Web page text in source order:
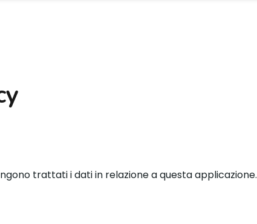
trattati i dati in relazione a questa applicazione.